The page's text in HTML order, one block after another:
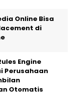
Online Bisa
di
Engine
Perusahaan
Otomatis